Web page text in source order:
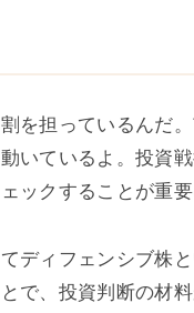
を担っているんだ
いているよ。投資
ックすることが重要
ディフェンシブ株
で、投資判断の材